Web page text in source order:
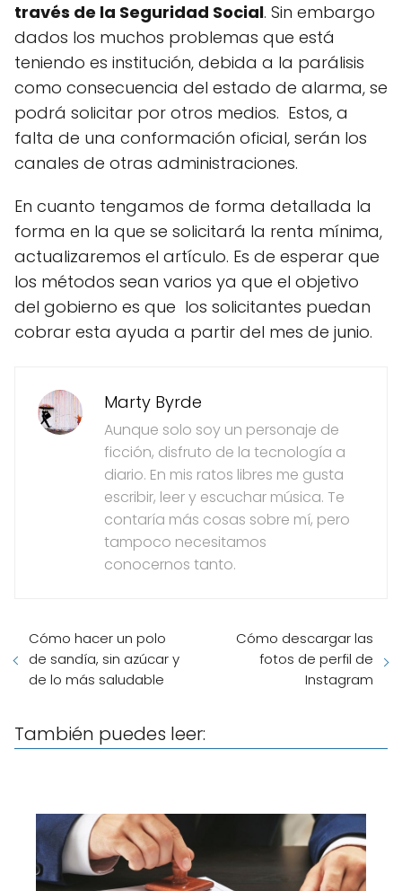
través de la Seguridad Social. Sin embargo
dados los muchos problemas que está
teniendo es institución, debida a la parálisis
como consecuencia del estado de alarma, se
podrá solicitar por otros medios. Estos, a
falta de una conformación oficial, serán los
canales de otras administraciones.
En cuanto tengamos de forma detallada la
forma en la que se solicitará la renta mínima,
actualizaremos el artículo. Es de esperar que
los métodos sean varios ya que el objetivo
del gobierno es que los solicitantes puedan
cobrar esta ayuda a partir del mes de junio.
Marty Byrde
Aunque solo soy un personaje de
ficción, disfruto de la tecnología a
diario. En mis ratos libres me gusta
escribir, leer y escuchar música. Te
contaría más cosas sobre mí, pero
tampoco necesitamos
conocernos tanto.
Cómo hacer un polo
de sandía, sin azúcar y
de lo más saludable
Cómo descargar las
fotos de perfil de
Instagram
También puedes leer: